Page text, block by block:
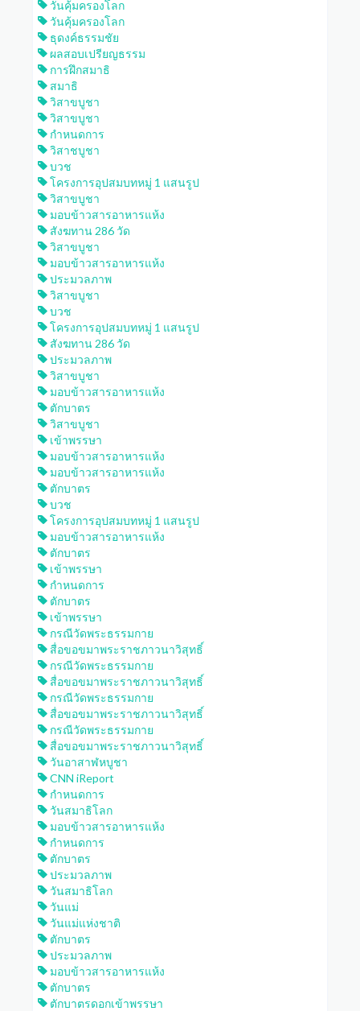
วันคุ้มครองโลก
วันคุ้มครองโลก
ธุดงค์ธรรมชัย
ผลสอบเปรียญธรรม
การฝึกสมาธิ
สมาธิ
วิสาขบูชา
วิสาขบูชา
กำหนดการ
วิสาชบูชา
บวช
โครงการอุปสมบทหมู่ 1 แสนรูป
วิสาขบูชา
มอบข้าวสารอาหารแห้ง
สังฆทาน 286 วัด
วิสาขบูชา
มอบข้าวสารอาหารแห้ง
ประมวลภาพ
วิสาขบูชา
บวช
โครงการอุปสมบทหมู่ 1 แสนรูป
สังฆทาน 286 วัด
ประมวลภาพ
วิสาขบูชา
มอบข้าวสารอาหารแห้ง
ตักบาตร
วิสาขบูชา
เข้าพรรษา
มอบข้าวสารอาหารแห้ง
มอบข้าวสารอาหารแห้ง
ตักบาตร
บวช
โครงการอุปสมบทหมู่ 1 แสนรูป
มอบข้าวสารอาหารแห้ง
ตักบาตร
เข้าพรรษา
กำหนดการ
ตักบาตร
เข้าพรรษา
กรณีวัดพระธรรมกาย
สื่อขอขมาพระราชภาวนาวิสุทธิ์
กรณีวัดพระธรรมกาย
สื่อขอขมาพระราชภาวนาวิสุทธิ์
กรณีวัดพระธรรมกาย
สื่อขอขมาพระราชภาวนาวิสุทธิ์
กรณีวัดพระธรรมกาย
สื่อขอขมาพระราชภาวนาวิสุทธิ์
วันอาสาฬหบูชา
CNN iReport
กำหนดการ
วันสมาธิโลก
มอบข้าวสารอาหารแห้ง
กำหนดการ
ตักบาตร
ประมวลภาพ
วันสมาธิโลก
วันแม่
วันแม่แห่งชาติ
ตักบาตร
ประมวลภาพ
มอบข้าวสารอาหารแห้ง
ตักบาตร
ตักบาตรดอกเข้าพรรษา